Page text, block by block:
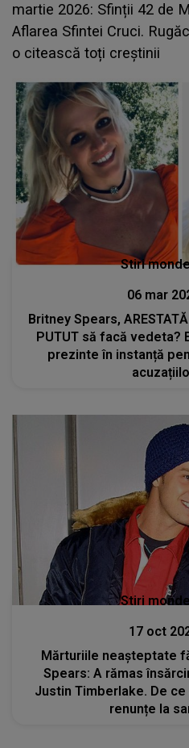
martie 2026: Sfinții 42 de
Aflarea Sfintei Cruci.
o citească toți creștinii
Stiri
06 mar
Britney Spears,
PUTUT să facă vedeta?
prezinte în instanță
Stiri
17 oct
Mărturiile neașteptate
Spears: A rămas
Justin Timberlake. De
renunțe la